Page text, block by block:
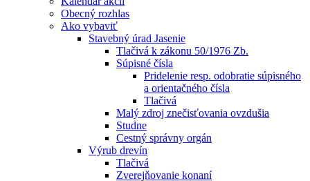
Obecný rozhlas
Ako vybaviť
Stavebný úrad Jasenie
Tlačivá k zákonu 50/1976 Zb.
Súpisné čísla
Pridelenie resp. odobratie súpisného
a orientačného čísla
Tlačivá
Malý zdroj znečisťovania ovzdušia
Studne
Cestný správny orgán
Výrub drevín
Tlačivá
Zverejňovanie konaní